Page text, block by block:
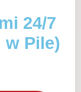
24/7
w Pile)